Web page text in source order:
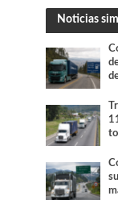
Noticias